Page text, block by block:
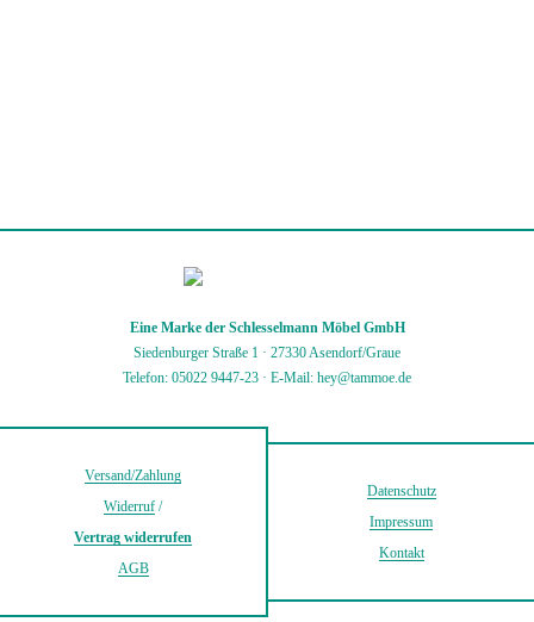
Eine Marke der Schlesselmann Möbel GmbH
Siedenburger Straße 1 · 27330 Asendorf/Graue
Telefon: 05022 9447-23 · E-Mail: hey@tammoe.de
Versand/Zahlung
Widerruf /
Vertrag widerrufen
AGB
Datenschutz
Impressum
Kontakt